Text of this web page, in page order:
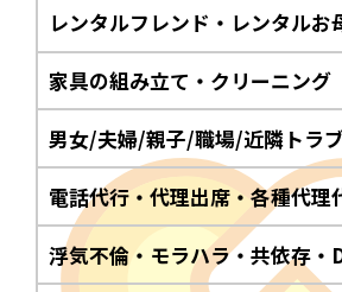
レンタルフレンド・レンタルお
家具の組み立て・クリーニング
男女/夫婦/親子/職場/近隣トラ
電話代行・代理出席・各種代理
浮気不倫・モラハラ・共依存・